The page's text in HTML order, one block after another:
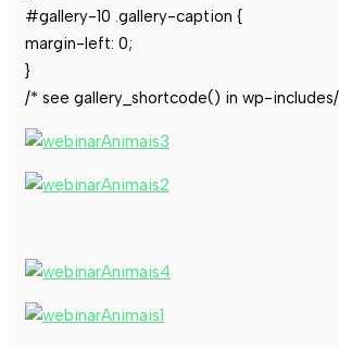
#gallery-10 .gallery-caption {
margin-left: 0;
}
/* see gallery_shortcode() in wp-